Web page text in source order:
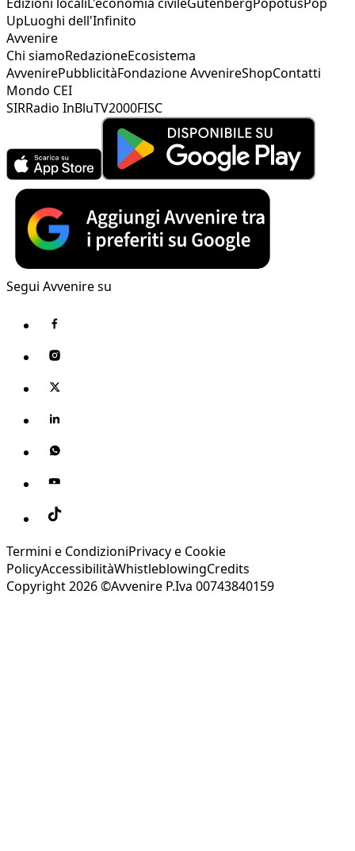
UpLuoghi dell'Infinito
Avvenire
Chi siamoRedazioneEcosistema
AvvenirePubblicitàFondazione AvvenireShopContatti
Mondo CEI
SIRRadio InBluTV2000FISC
Segui Avvenire su
Termini e CondizioniPrivacy e Cookie
PolicyAccessibilitàWhistleblowingCredits
Copyright 2026 ©Avvenire P.Iva 00743840159